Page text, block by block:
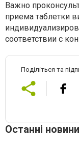
Важно
приема таблетки
соответствии с
Поділіться та
Останні новини